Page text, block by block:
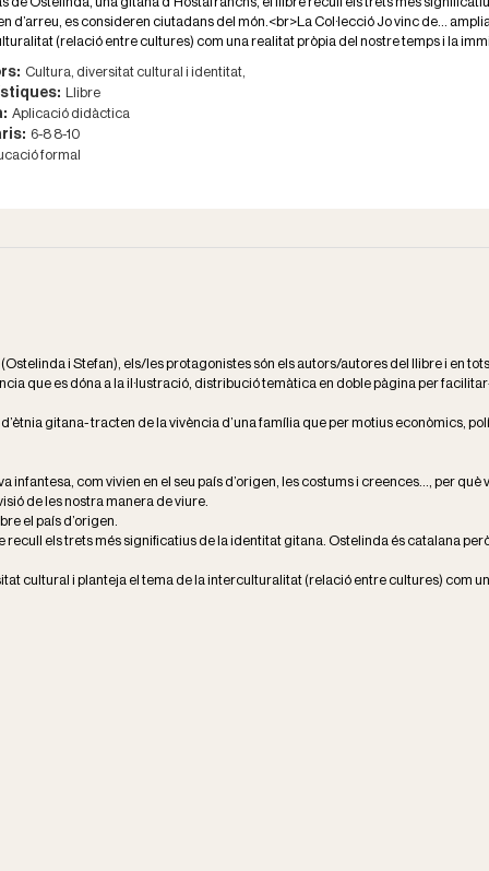
d’arreu, es consideren ciutadans del món.<br>La Col·lecció Jo vinc de...
(relació entre cultures) com una realitat pròpia del nostre temps i la
Cultura, diversitat cultural i identitat,
Llibre
Aplicació didàctica
6-8 8-10
formal
i Stefan), els/les protagonistes són els autors/autores del llibre i en
que es dóna a la il·lustració, distribució temàtica en doble pàgina per
gitana- tracten de la vivència d’una família que per motius econòmics,
infantesa, com vivien en el seu país d’origen, les costums i creences..., per
de les nostra manera de viure.
el país d’origen.
recull els trets més significatius de la identitat gitana. Ostelinda és catalana
cultural i planteja el tema de la interculturalitat (relació entre cultures) com